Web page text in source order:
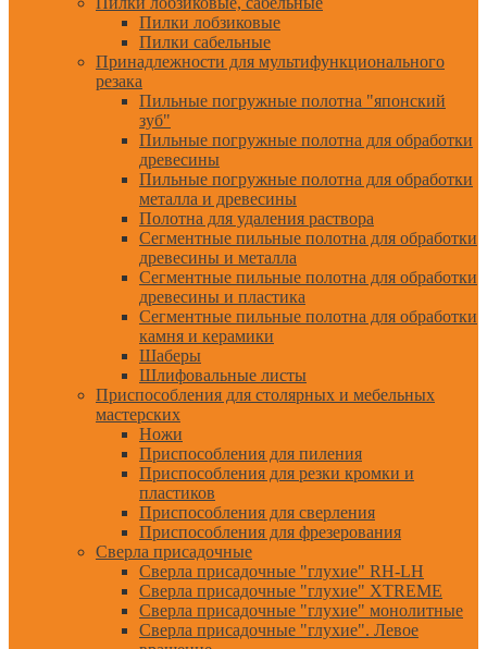
Пилки лобзиковые
Пилки сабельные
Принадлежности для мультифункционального
резака
Пильные погружные полотна "японский
зуб"
Пильные погружные полотна для обработки
древесины
Пильные погружные полотна для обработки
металла и древесины
Полотна для удаления раствора
Сегментные пильные полотна для обработки
древесины и металла
Сегментные пильные полотна для обработки
древесины и пластика
Сегментные пильные полотна для обработки
камня и керамики
Шаберы
Шлифовальные листы
Приспособления для столярных и мебельных
мастерских
Ножи
Приспособления для пиления
Приспособления для резки кромки и
пластиков
Приспособления для сверления
Приспособления для фрезерования
Сверла присадочные
Сверла присадочные "глухие" RH-LH
Сверла присадочные "глухие" XTREME
Сверла присадочные "глухие" монолитные
Сверла присадочные "глухие". Левое